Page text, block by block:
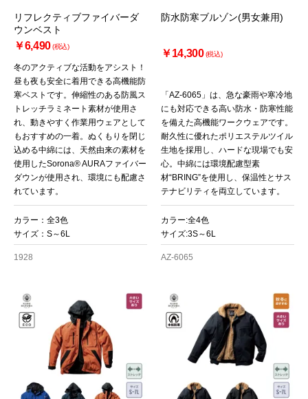
リフレクティブファイバーダ
ウンベスト
￥6,490(税込)
冬のアクティブな活動をアシスト！
昼も夜も安全に着用できる高機能防
寒ベストです。伸縮性のある防風ス
トレッチラミネート素材が使用さ
れ、動きやすく作業用ウェアとして
もおすすめの一着。ぬくもりを閉じ
込める中綿には、天然由来の素材を
使用したSorona® AURAファイバー
ダウンが使用され、環境にも配慮さ
れています。
カラー：全3色
サイズ：S～6L
1928
防水防寒ブルゾン(男女兼用)
￥14,300 (税込)
「AZ-6065」は、急な豪雨や寒冷地
にも対応できる高い防水・防寒性能
を備えた高機能ワークウェアです。
耐久性に優れたポリエステルツイル
生地を採用し、ハードな現場でも安
心。中綿には環境配慮型素
材“BRING”を使用し、保温性とサス
テナビリティを両立しています。
カラー:全4色
サイズ:3S～6L
AZ-6065